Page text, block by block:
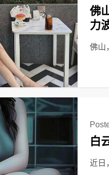
佛
力
佛山
白
近日